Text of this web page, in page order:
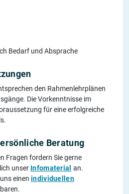
Bedarf und Absprache
den Rahmenlehrplänen
Die Vorkenntnisse im
für eine erfolgreiche
Beratung
Fragen fordern Sie gerne
unser Infomaterial an.
einen individuellen